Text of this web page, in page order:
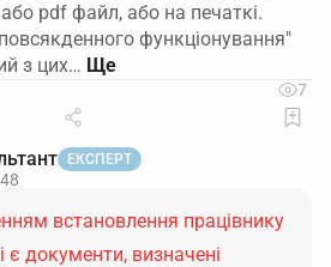
pdf файл, або на печаткі.
функціонування"
з цих…
7
ЕКСПЕРТ
встановлення працівнику
є документи, визначені